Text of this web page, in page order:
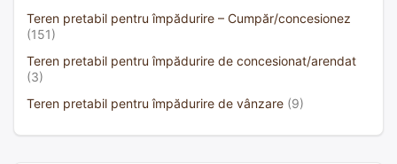
Teren pretabil pentru împădurire – Cumpăr/concesionez
(151)
Teren pretabil pentru împădurire de concesionat/arendat
(3)
Teren pretabil pentru împădurire de vânzare (9)